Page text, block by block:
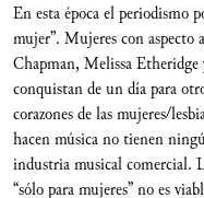
En esta época el periodismo
mujer”. Mujeres con
Chapman, Melissa
conquistan de un día para
corazones de las mujeres/
hacen música no tienen
industria musical comercial.
“sólo para mujeres” no es